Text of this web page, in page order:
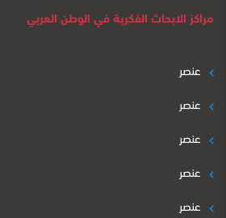
مراكز الابحاث الفكرية في الوطن العربي
عنصر
عنصر
عنصر
عنصر
عنصر